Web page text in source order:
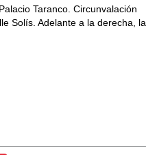
Palacio Taranco. Circunvalación
Solís. Adelante a la derecha, la